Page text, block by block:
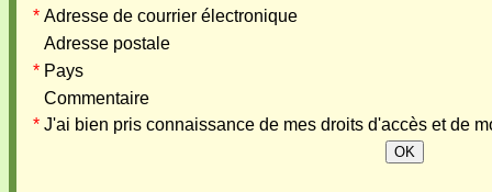
* Adresse de courrier électronique
Adresse postale
* Pays
Commentaire
* J'ai bien pris connaissance de mes droits d'accès et de